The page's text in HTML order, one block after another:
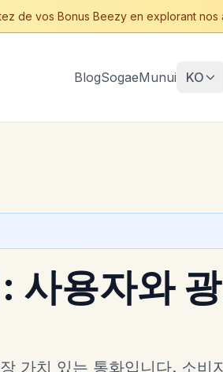
de vos Bonus Beezy en explorant nos
BlogSogaeMunui KO
사용자와
가치 있는 통화입니다. 소비